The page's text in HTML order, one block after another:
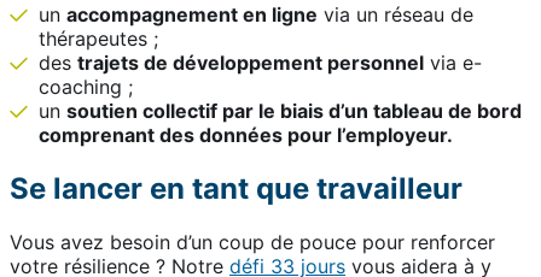
un accompagnement en ligne via un réseau de
thérapeutes ;
des trajets de développement personnel via e-
coaching ;
un soutien collectif par le biais d’un tableau de bord
comprenant des données pour l’employeur.
Se lancer en tant que travailleur
Vous avez besoin d’un coup de pouce pour renforcer
votre résilience ? Notre défi 33 jours vous aidera à y